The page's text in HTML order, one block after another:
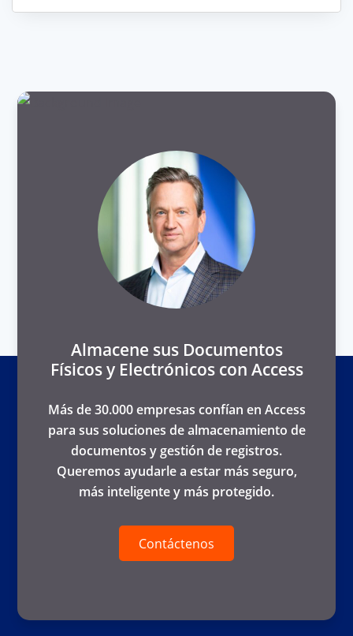
Almacene sus Documentos
Físicos y Electrónicos con Access
Más de 30.000 empresas confían en Access
para sus soluciones de almacenamiento de
documentos y gestión de registros.
Queremos ayudarle a estar más seguro,
más inteligente y más protegido.
Contáctenos